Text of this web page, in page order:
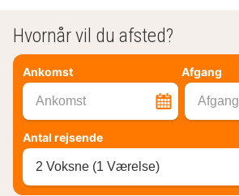
Hvornår vil du afsted?
Ankomst Afgang
Ankomst Afgang
Antal rejsende
2 Voksne (1 Værelse)